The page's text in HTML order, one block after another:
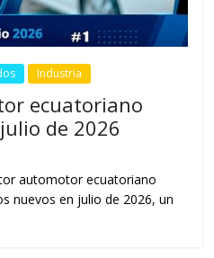
Industria
ecuatoriano
de 2026
automotor ecuatoriano
nuevos en julio de 2026, un